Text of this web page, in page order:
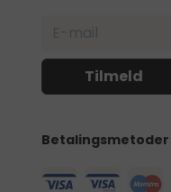
Betalingsmetoder